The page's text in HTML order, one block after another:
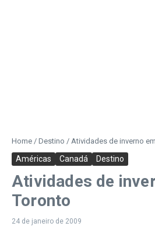
Home / Destino / Atividades de inverno
Américas Canadá Destino
Atividades de
Toronto
24 de janeiro de 2009